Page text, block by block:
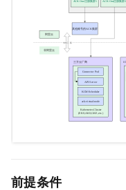
前提条件